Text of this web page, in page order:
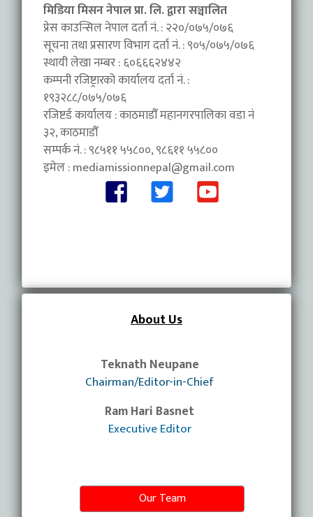
मिडिया मिसन नेपाल प्रा. लि. द्वारा सञ्चालित
प्रेस काउन्सिल नेपाल दर्ता नं. : २२०/०७५/०७६
सूचना तथा प्रसारण विभाग दर्ता नं. : ९०५/०७५/०७६
स्थायी लेखा नम्बर : ६०६६६२४४२
कम्पनी रजिष्ट्रारको कार्यालय दर्ता नं. :
१९३२८८/०७५/०७६
रजिष्टर्ड कार्यालय : काठमाडौँ महानगरपालिका वडा नंं
३२, काठमाडौँ
सम्पर्क नं. : ९८५११ ५५८००, ९८६११ ५५८००
इमेल :mediamissionnepal@gmail.com
About Us
Teknath Neupane
Chairman/Editor-in-Chief
Ram Hari Basnet
Executive Editor
Our Team